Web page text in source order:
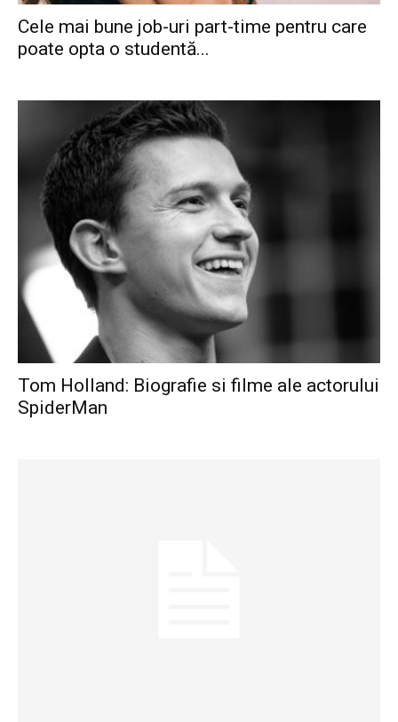
Cele mai bune job-uri part-time pentru care
poate opta o studentă...
Tom Holland: Biografie si filme ale actorului
SpiderMan